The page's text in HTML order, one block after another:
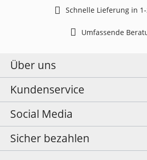
Schnelle Lieferung in
Umfassende
Über uns
Kundenservice
Social Media
Sicher bezahlen